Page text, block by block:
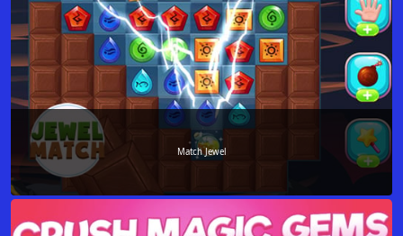
Match Jewel